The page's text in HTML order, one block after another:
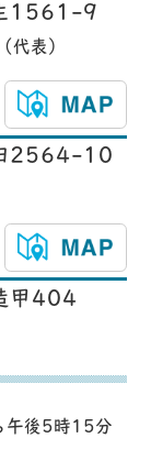
1561-9
（代表）
2564-10
甲404
午後5時15分